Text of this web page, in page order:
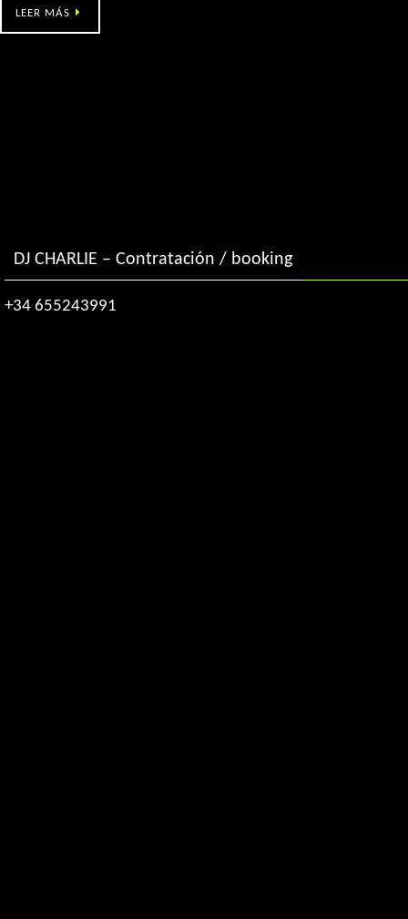
LEER MÁS
DJ CHARLIE – Contratación / booking
+34 655243991